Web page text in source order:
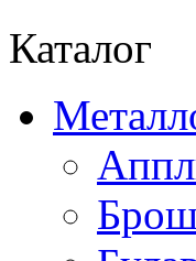
Каталог